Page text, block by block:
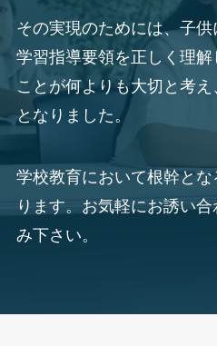
その実現のためには、子
学習指導要領を正しく理
ことが何よりも大切と考
となりました。
学校教育において根幹と
ります。お気軽にお誘い
み下さい。